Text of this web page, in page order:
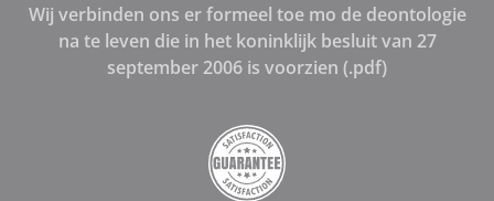
Wij verbinden ons er formeel toe mo de deontologie
na te leven die in het koninklijk besluit van 27
september 2006 is voorzien (.pdf)